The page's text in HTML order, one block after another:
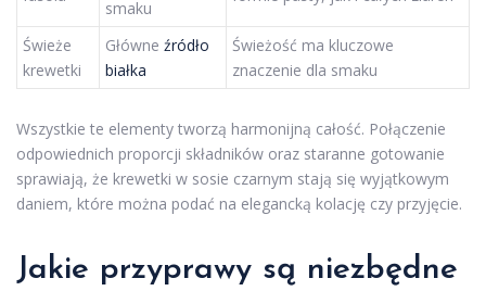
smaku
Świeże
krewetki
Główne źródło
białka
Świeżość ma kluczowe
znaczenie dla smaku
Wszystkie te elementy tworzą harmonijną całość. Połączenie
odpowiednich proporcji składników oraz staranne gotowanie
sprawiają, że krewetki w sosie czarnym stają się wyjątkowym
daniem, które można podać na elegancką kolację czy przyjęcie.
Jakie przyprawy są niezbędne